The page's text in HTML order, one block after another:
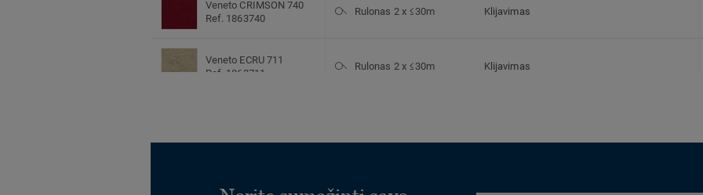
Veneto CRIMSON 740
Ref. 1863740
Rulonas 2 x ≤30m Klijavimas
Veneto ECRU 711
Ref. 1863711
Rulonas 2 x ≤30m Klijavimas